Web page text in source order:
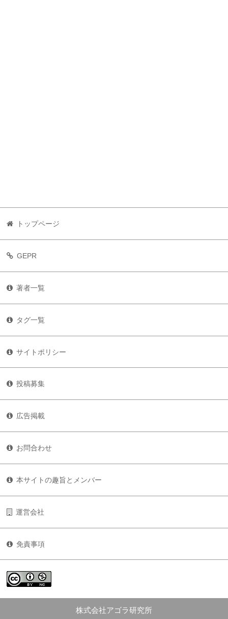
トップページ
GEPR
著者一覧
タグ一覧
サイトポリシー
投稿募集
広告掲載
お問合わせ
本サイトの趣旨とメンバー
運営会社
免責事項
株式会社アゴラ研究所